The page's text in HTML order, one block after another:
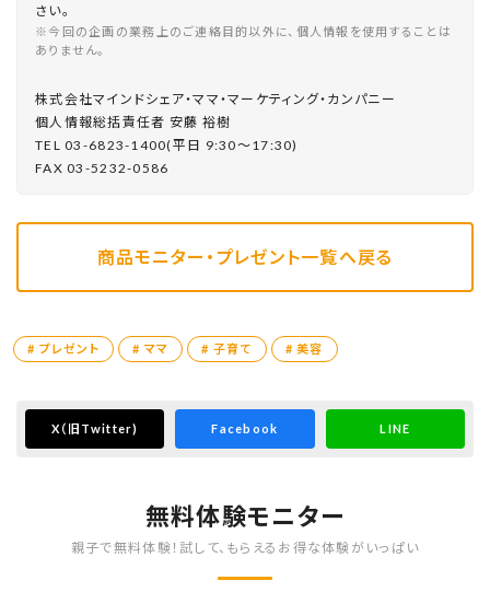
さい。
※今回の企画の業務上のご連絡目的以外に、個人情報を使用することは
ありません。
株式会社マインドシェア・ママ・マーケティング・カンパニー
個⼈情報総括責任者 安藤 裕樹
TEL 03-6823-1400(平⽇ 9:30〜17:30)
FAX 03-5232-0586
商品モニター・プレゼント一覧へ戻る
# プレゼント # ママ # 子育て # 美容
X （旧Twitter) Facebook LINE
無料体験モニター
親子で無料体験！試して、もらえるお得な体験がいっぱい